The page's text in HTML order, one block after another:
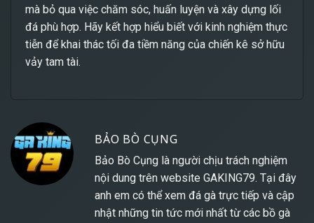
mà bỏ qua việc chăm sóc, huấn luyện và xây dựng lối
đá phù hợp. Hãy kết hợp hiểu biết với kinh nghiệm thực
tiễn để khai thác tối đa tiềm năng của chiến kê sở hữu
vảy tam tài.
BẢO BÒ CỤNG
Bảo Bò Cụng là người chịu trách nghiệm
nội dung trên website GAKING79. Tại đây
anh em có thể xem đá gà trực tiếp và cập
nhật những tin tức mới nhất từ các bồ gà